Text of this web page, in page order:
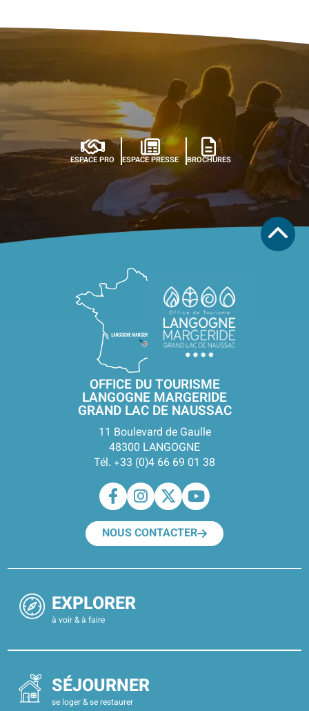
ESPACE PRO ESPACE PRESSE BROCHURES
OFFICE DU TOURISME
LANGOGNE MARGERIDE
GRAND LAC DE NAUSSAC
11 Boulevard de Gaulle
48300 LANGOGNE
Tél. +33 (0)4 66 69 01 38
NOUS CONTACTER
EXPLORER
à voir & à faire
SÉJOURNER
se loger & se restaurer